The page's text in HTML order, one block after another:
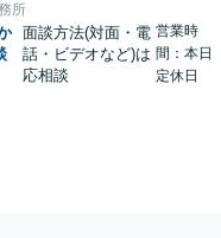
所
面談方法(対面・電
話・ビデオなど)は
応相談
営業時
間：本日
定休日